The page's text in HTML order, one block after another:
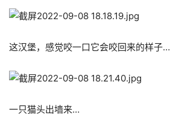
这汉堡，感觉咬一口它会咬回来的样子…
一只猫头出墙来…